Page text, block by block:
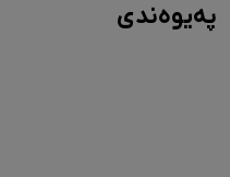
پەیوەندی